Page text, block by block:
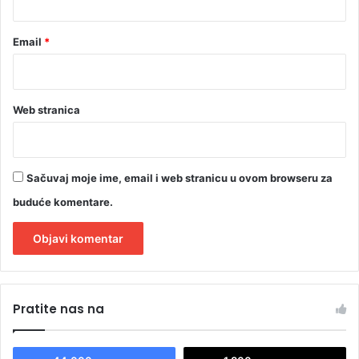
Email *
Web stranica
Sačuvaj moje ime, email i web stranicu u ovom browseru za
buduće komentare.
tPratite nas na